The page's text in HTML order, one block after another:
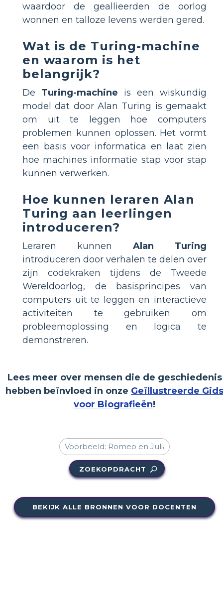
waardoor de geallieerden de oorlog
wonnen en talloze levens werden gered.
Wat is de Turing-machine
en waarom is het
belangrijk?
De Turing-machine is een wiskundig
model dat door Alan Turing is gemaakt
om uit te leggen hoe computers
problemen kunnen oplossen. Het vormt
een basis voor informatica en laat zien
hoe machines informatie stap voor stap
kunnen verwerken.
Hoe kunnen leraren Alan
Turing aan leerlingen
introduceren?
Leraren kunnen Alan Turing
introduceren door verhalen te delen over
zijn codekraken tijdens de Tweede
Wereldoorlog, de basisprincipes van
computers uit te leggen en interactieve
activiteiten te gebruiken om
probleemoplossing en logica te
demonstreren.
Lees meer over mensen die de geschiedenis
hebben beïnvloed in onze Geïllustreerde Gids
voor Biografieën!
ZOEKOPDRACHT
BEKIJK ALLE BRONNEN VOOR DOCENTEN